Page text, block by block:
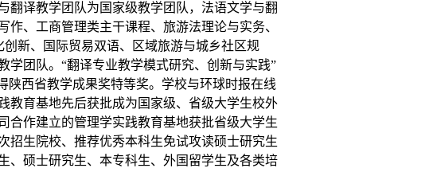
翻译教学团队为国家级教学团队，法语文学与翻
、工商管理类主干课程、旅游法理论与实务、
新、国际贸易双语、区域旅游与城乡社区规
学团队。“翻译专业教学模式研究、创新与实践”
陕西省教学成果奖特等奖。学校与环球时报在线
教育基地先后获批成为国家级、省级大学生校外
合作建立的管理学实践教育基地获批省级大学生
招生院校、推荐优秀本科生免试攻读硕士研究生
、硕士研究生、本专科生、外国留学生及各类培